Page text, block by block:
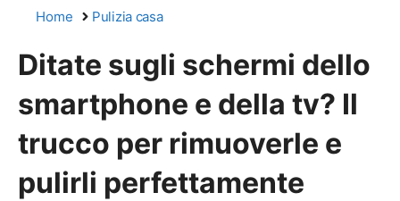
Home Pulizia casa
Ditate sugli schermi dello
smartphone e della tv? Il
trucco per rimuoverle e
pulirli perfettamente